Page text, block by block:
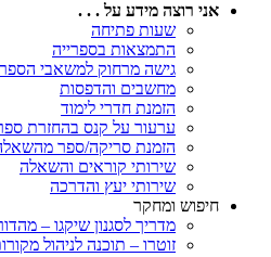
אני רוצה מידע על . . .
שעות פתיחה
התמצאות בספרייה
גישה מרחוק למשאבי
מחשבים והדפסות
הזמנת חדרי לימוד
ערעור על קנס בהחזרת
הזמנת סריקה/ספר
שירותי קוראים והשאלה
שירותי יעץ והדרכה
חיפוש ומחקר
מדריך לסגנון שיקגו – מהדורה
זוטרו – תוכנה לניהול